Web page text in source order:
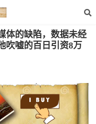
体的缺陷，数据未经
吹嘘的百日引资8万